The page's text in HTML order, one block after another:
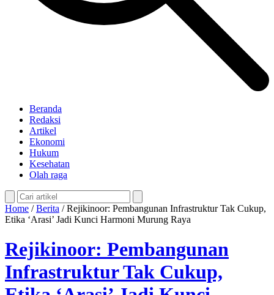
Beranda
Redaksi
Artikel
Ekonomi
Hukum
Kesehatan
Olah raga
Home /Berita /Rejikinoor: Pembangunan Infrastruktur Tak Cukup,
Etika ‘Arasi’ Jadi Kunci Harmoni Murung Raya
Rejikinoor: Pembangunan
Infrastruktur Tak Cukup,